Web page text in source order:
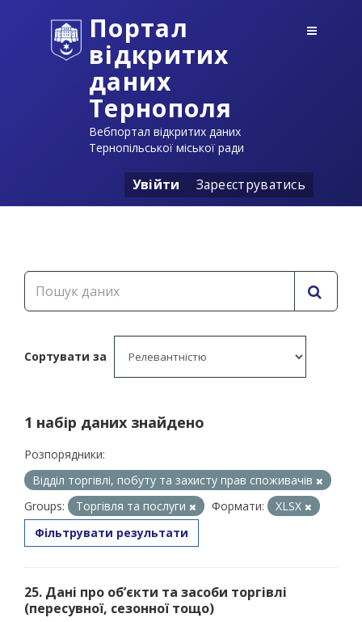
Портал
відкритих
даних
Тернополя
Вебпортал відкритих даних
Тернопільської міської ради
Увійти Зареєструватись
Сортувати за
1 набір даних знайдено
Розпорядники:
Відділ торгівлі, побуту та захисту прав споживачів
Groups:
Торгівля та послуги Формати:
XLSX
Фільтрувати результати
25. Дані про об’єкти та засоби торгівлі
(пересувної, сезонної тощо)